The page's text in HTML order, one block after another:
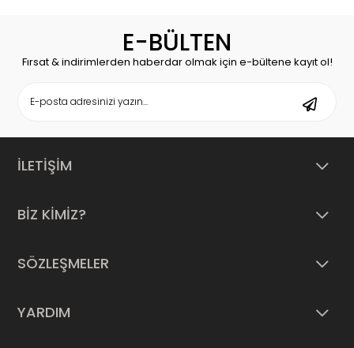
E-BÜLTEN
Fırsat & indirimlerden haberdar olmak için e-bültene kayıt ol!
İLETİŞİM
BİZ KİMİZ?
SÖZLEŞMELER
YARDIM